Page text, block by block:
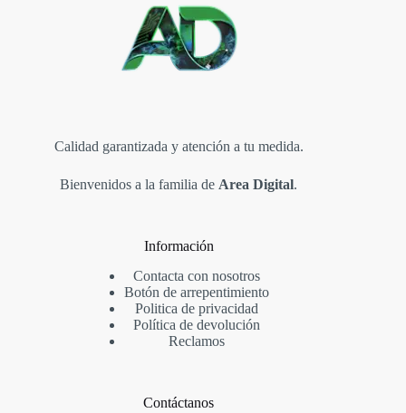
Calidad garantizada y atención a tu medida.
Bienvenidos a la familia de Area Digital.
Información
Contacta con nosotros
Botón de arrepentimiento
Politica de privacidad
Política de devolución
Reclamos
Contáctanos